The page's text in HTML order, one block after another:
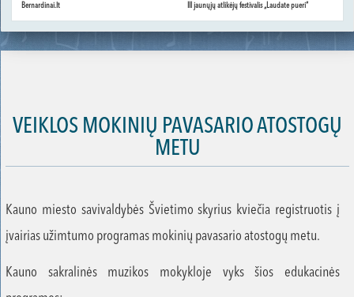
Bernardinai.lt III jaunųjų atlikėjų festivalis „Laudate pueri“
VEIKLOS MOKINIŲ PAVASARIO ATOSTOGŲ
METU
Kauno miesto savivaldybės Švietimo skyrius kviečia registruotis į
įvairias užimtumo programas mokinių pavasario atostogų metu.
Kauno sakralinės muzikos mokykloje vyks šios edukacinės